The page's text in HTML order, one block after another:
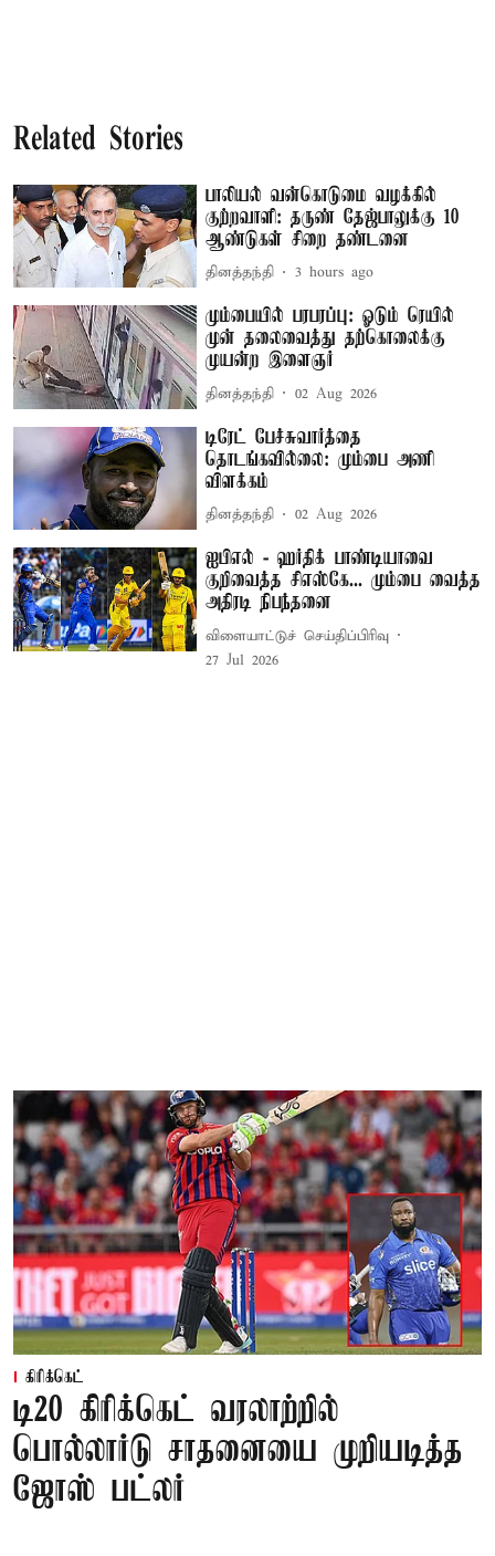
Related Stories
பாலியல் வன்கொடுமை வழக்கில்
குற்றவாளி: தருண் தேஜ்பாலுக்கு 10
ஆண்டுகள் சிறை தண்டனை
தினத்தந்தி 3 hours ago
மும்பையில் பரபரப்பு: ஓடும் ரெயில்
முன் தலைவைத்து தற்கொலைக்கு
முயன்ற இளைஞர்
தினத்தந்தி 02 Aug 2026
டிரேட் பேச்சுவார்த்தை
தொடங்கவில்லை: மும்பை அணி
விளக்கம்
தினத்தந்தி 02 Aug 2026
ஐபிஎல் - ஹர்திக் பாண்டியாவை
குறிவைத்த சிஎஸ்கே... மும்பை வைத்த
அதிரடி நிபந்தனை
விளையாட்டுச் செய்திப்பிரிவு
27 Jul 2026
கிரிக்கெட்
டி20 கிரிக்கெட் வரலாற்றில்
பொல்லார்டு சாதனையை முறியடித்த
ஜோஸ் பட்லர்